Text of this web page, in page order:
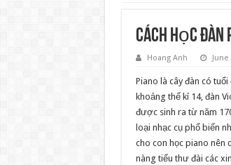
Cách học
Hoang Anh June
Piano là cây đàn có
khoảng thế kỉ 14, đàn
được sinh ra từ năm
loại nhạc cụ phổ biến
cho con học piano nên
nàng tiểu thư đài các